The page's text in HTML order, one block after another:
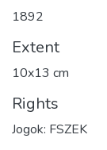
1892
Extent
10x13 cm
Rights
Jogok: FSZEK